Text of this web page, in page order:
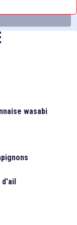
(fr/eng)
Delmas,
wasabi
d'ail